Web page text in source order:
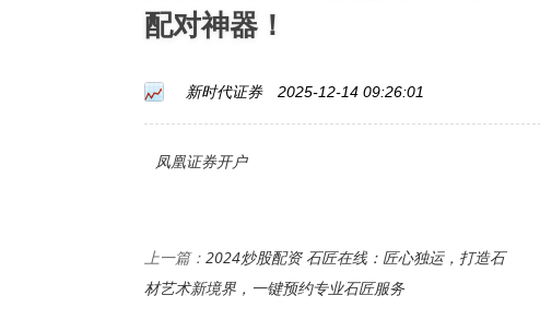
配对神器！
新时代证券 2025-12-14 09:26:01
凤凰证券开户
上一篇： 2024炒股配资 石匠在线：匠心独运，打造石
材艺术新境界，一键预约专业石匠服务